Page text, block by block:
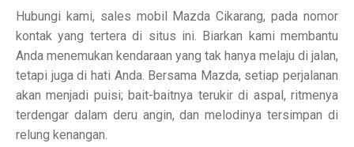
Hubungi kami, sales mobil Mazda Cikarang, pada nomor
kontak yang tertera di situs ini. Biarkan kami membantu
Anda menemukan kendaraan yang tak hanya melaju di jalan,
tetapi juga di hati Anda. Bersama Mazda, setiap perjalanan
akan menjadi puisi; bait-baitnya terukir di aspal, ritmenya
terdengar dalam deru angin, dan melodinya tersimpan di
relung kenangan.